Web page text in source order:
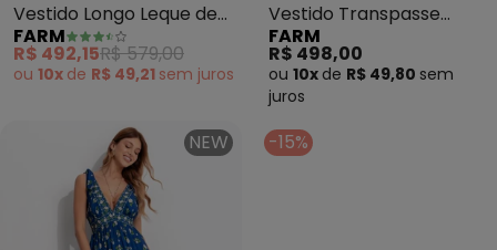
Vestido Longo Leque de
Tucano (Preto)
FARM
R$ 492,15R$ 579,00
ou 10x de R$ 49,21 sem juros
Vestido Transpasse
Longo (Vermelho)
FARM
R$ 498,00
ou 10x de R$ 49,80 sem
juros
NEW -15%